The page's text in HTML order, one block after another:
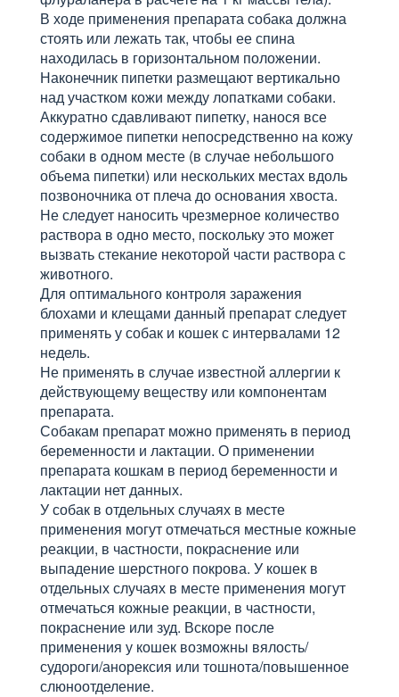
В ходе применения препарата собака должна
стоять или лежать так, чтобы ее спина
находилась в горизонтальном положении.
Наконечник пипетки размещают вертикально
над участком кожи между лопатками собаки.
Аккуратно сдавливают пипетку, нанося все
содержимое пипетки непосредственно на кожу
собаки в одном месте (в случае небольшого
объема пипетки) или нескольких местах вдоль
позвоночника от плеча до основания хвоста.
Не следует наносить чрезмерное количество
раствора в одно место, поскольку это может
вызвать стекание некоторой части раствора с
животного.
Для оптимального контроля заражения
блохами и клещами данный препарат следует
применять у собак и кошек с интервалами 12
недель.
Не применять в случае известной аллергии к
действующему веществу или компонентам
препарата.
Собакам препарат можно применять в период
беременности и лактации. О применении
препарата кошкам в период беременности и
лактации нет данных.
У собак в отдельных случаях в месте
применения могут отмечаться местные кожные
реакции, в частности, покраснение или
выпадение шерстного покрова. У кошек в
отдельных случаях в месте применения могут
отмечаться кожные реакции, в частности,
покраснение или зуд. Вскоре после
применения у кошек возможны вялость/
судороги/анорексия или тошнота/повышенное
слюноотделение.